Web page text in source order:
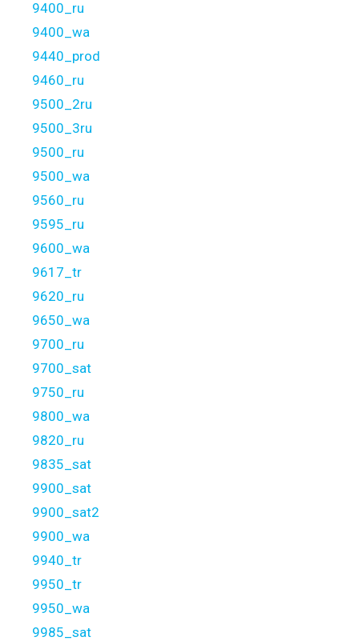
9400_ru
9400_wa
9440_prod
9460_ru
9500_2ru
9500_3ru
9500_ru
9500_wa
9560_ru
9595_ru
9600_wa
9617_tr
9620_ru
9650_wa
9700_ru
9700_sat
9750_ru
9800_wa
9820_ru
9835_sat
9900_sat
9900_sat2
9900_wa
9940_tr
9950_tr
9950_wa
9985_sat